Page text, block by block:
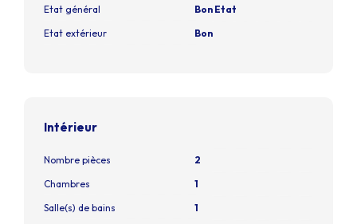
Etat général
Bon Etat
Etat extérieur
Bon
Intérieur
Nombre pièces
2
Chambres
1
Salle(s) de bains
1